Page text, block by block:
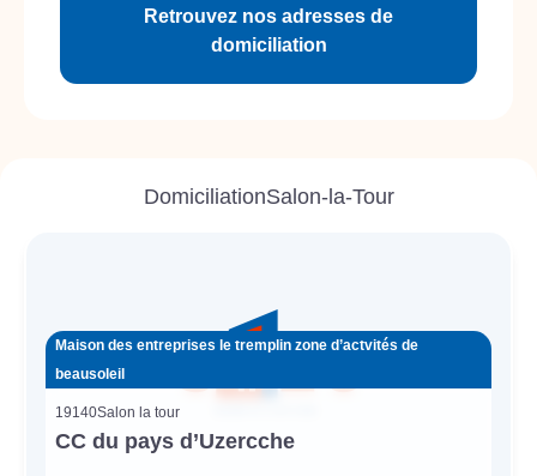
Retrouvez nos adresses de
domiciliation
DomiciliationSalon-la-Tour
Maison des entreprises le tremplin zone d’actvités de
beausoleil
19140Salon la tour
CC du pays d’Uzercche